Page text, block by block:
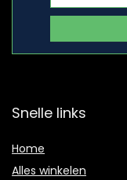
Snelle links
Home
Alles winkelen